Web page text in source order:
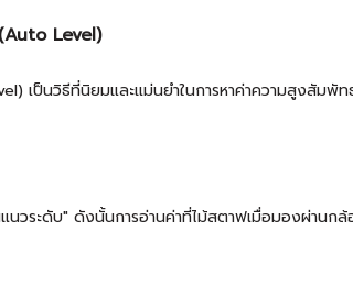
Level)
เป็นวิธีที่นิยมและแม่นยำในการหาค่าความสูงสั
นวระดับ" ดังนั้นการอ่านค่าที่ไม้สตาฟเมื่อมองผ่าน